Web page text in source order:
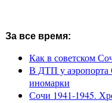
За все время:
Как в советском
В ДТП у аэропорта
иномарки
Сочи 1941-1945.